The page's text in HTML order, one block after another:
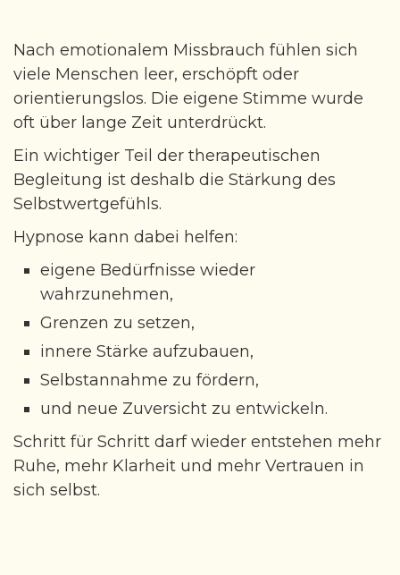
Nach emotionalem Missbrauch fühlen sich
viele Menschen leer, erschöpft oder
orientierungslos. Die eigene Stimme wurde
oft über lange Zeit unterdrückt.
Ein wichtiger Teil der therapeutischen
Begleitung ist deshalb die Stärkung des
Selbstwertgefühls.
Hypnose kann dabei helfen:
eigene Bedürfnisse wieder
wahrzunehmen,
Grenzen zu setzen,
innere Stärke aufzubauen,
Selbstannahme zu fördern,
und neue Zuversicht zu entwickeln.
Schritt für Schritt darf wieder entstehen mehr
Ruhe, mehr Klarheit und mehr Vertrauen in
sich selbst.